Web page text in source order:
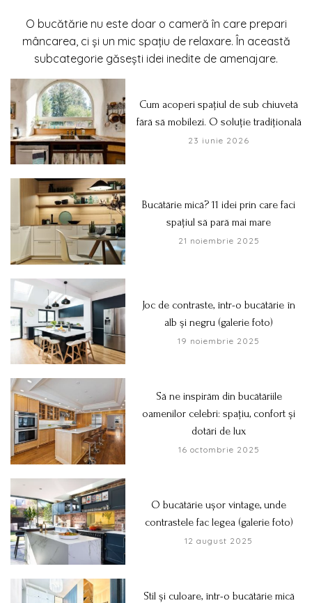
O bucătărie nu este doar o cameră în care prepari
mâncarea, ci și un mic spațiu de relaxare. În această
subcategorie găsești idei inedite de amenajare.
Cum acoperi spațiul de sub chiuvetă
fără să mobilezi. O soluție tradițională
23 iunie 2026
Bucătărie mică? 11 idei prin care faci
spațiul să pară mai mare
21 noiembrie 2025
Joc de contraste, într-o bucătărie în
alb și negru (galerie foto)
19 noiembrie 2025
Să ne inspirăm din bucătăriile
oamenilor celebri: spațiu, confort și
dotări de lux
16 octombrie 2025
O bucătărie ușor vintage, unde
contrastele fac legea (galerie foto)
12 august 2025
Stil și culoare, într-o bucătărie mică